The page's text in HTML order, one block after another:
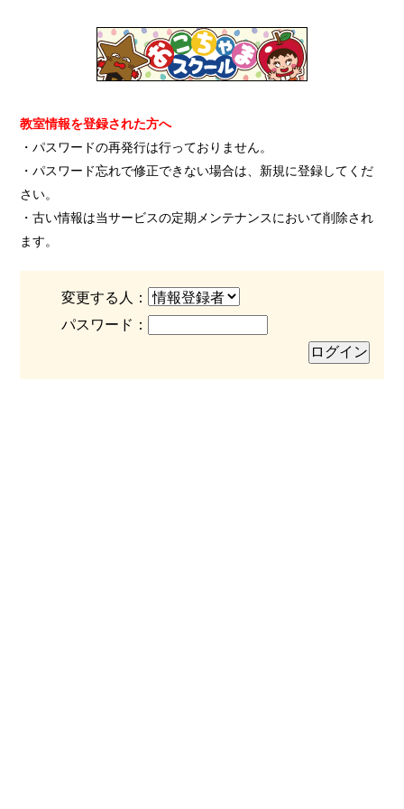
教室情報を登録された方へ
・パスワードの再発行は行っておりません。
・パスワード忘れで修正できない場合は、新規に登録してくだ
さい。
・古い情報は当サービスの定期メンテナンスにおいて削除され
ます。
変更する人：
パスワード：